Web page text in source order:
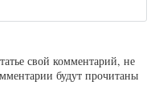
свой комментарий, не
будут прочитаны